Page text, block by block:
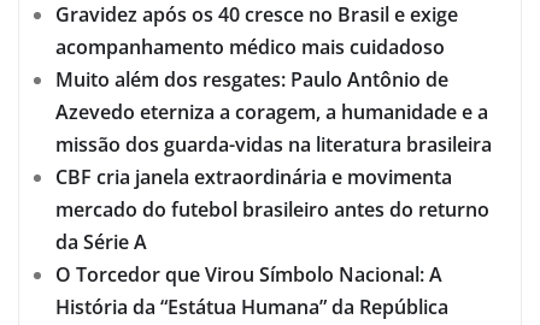
Gravidez após os 40 cresce no Brasil e exige
acompanhamento médico mais cuidadoso
Muito além dos resgates: Paulo Antônio de
Azevedo eterniza a coragem, a humanidade e a
missão dos guarda-vidas na literatura brasileira
CBF cria janela extraordinária e movimenta
mercado do futebol brasileiro antes do returno
da Série A
O Torcedor que Virou Símbolo Nacional: A
História da “Estátua Humana” da República